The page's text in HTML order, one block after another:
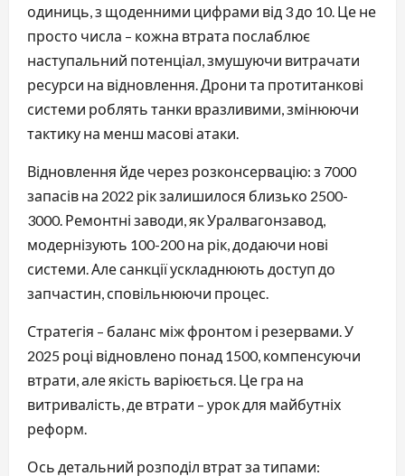
одиниць, з щоденними цифрами від 3 до 10. Це не
просто числа – кожна втрата послаблює
наступальний потенціал, змушуючи витрачати
ресурси на відновлення. Дрони та протитанкові
системи роблять танки вразливими, змінюючи
тактику на менш масові атаки.
Відновлення йде через розконсервацію: з 7000
запасів на 2022 рік залишилося близько 2500-
3000. Ремонтні заводи, як Уралвагонзавод,
модернізують 100-200 на рік, додаючи нові
системи. Але санкції ускладнюють доступ до
запчастин, сповільнюючи процес.
Стратегія – баланс між фронтом і резервами. У
2025 році відновлено понад 1500, компенсуючи
втрати, але якість варіюється. Це гра на
витривалість, де втрати – урок для майбутніх
реформ.
Ось детальний розподіл втрат за типами: